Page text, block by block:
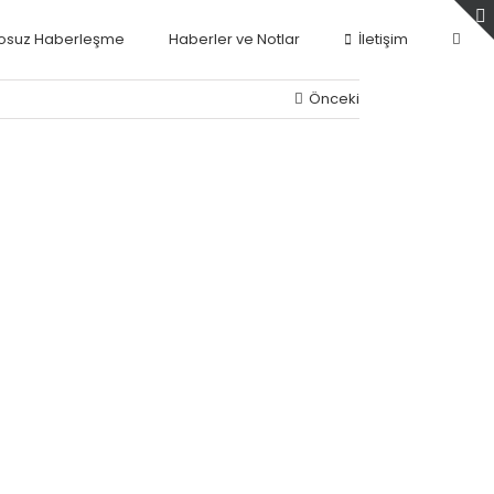
Haberleşme Haberler ve Notlar İletişim
Önceki